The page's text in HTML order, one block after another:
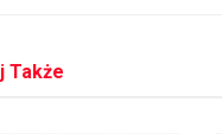
Także